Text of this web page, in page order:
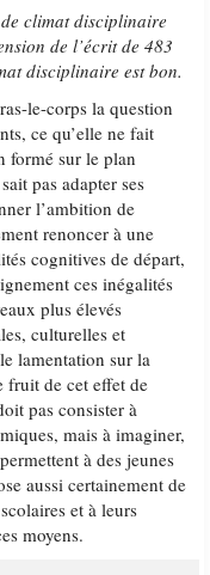
climat disciplinaire
de l’écrit de 483
disciplinaire est bon.
le-corps la question
ce qu’elle ne fait
formé sur le plan
pas adapter ses
l’ambition de
renoncer à une
cognitives de départ,
ces inégalités
plus élevés
culturelles et
lamentation sur la
fruit de cet effet de
pas consister à
mais à imaginer,
à des jeunes
aussi certainement de
et à leurs
moyens.